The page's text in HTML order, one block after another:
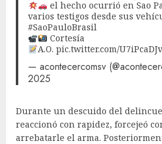
el hecho ocurrió en Sao
varios testigos desde sus
#SaoPauloBrasil
Cortesía
A.O. pic.twitter.com/
— acontecercomsv
2025
Durante un descuido del
reaccionó con rapidez, forcejeó
arrebatarle el arma.